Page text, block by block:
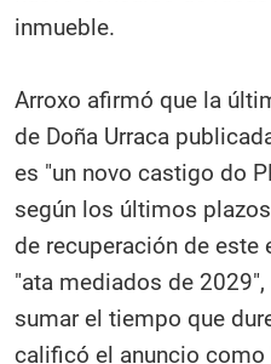
inmueble.
Arroxo afirmó que la
de Doña Urraca
es "un novo castigo do
según los últimos
de recuperación de
"ata mediados de
sumar el tiempo que
calificó el anuncio como